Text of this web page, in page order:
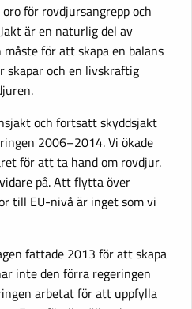
för rovdjursangrepp och
är en naturlig del av
för att skapa en balans
skapar och en livskraftig
och fortsatt skyddsjakt
2006–2014. Vi ökade
för att ta hand om rovdjur.
på. Att flytta över
till EU-nivå är inget som vi
fattade 2013 för att skapa
inte den förra regeringen
arbetat för att uppfylla